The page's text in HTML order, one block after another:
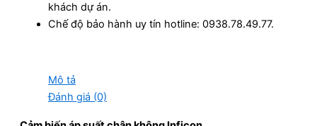
khách dự án.
Chế độ bảo hành uy tín hotline: 0938.78.49.77.
Mô tả
Đánh giá (0)